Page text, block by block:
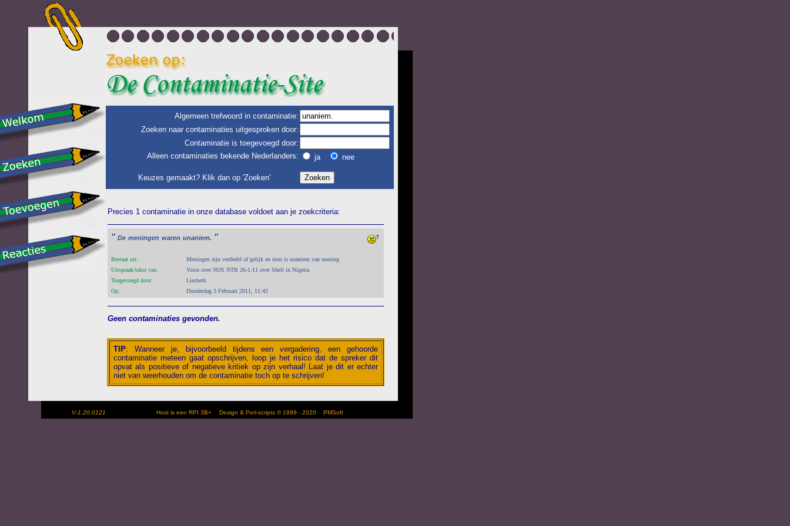
Algemeen trefwoord in contaminatie:
Zoeken naar contaminaties uitgesproken door:
Contaminatie is toegevoegd door:
Alleen contaminaties bekende Nederlanders:
ja nee
Keuzes gemaakt? Klik dan op 'Zoeken'
Precies 1 contaminatie in onze database voldoet aan je zoekcriteria:
" De meningen waren unaniem. "
Bestaat uit:
Meningen zijn verdeeld of gelijk en men is unaniem van mening
Uitspraak/tekst van:
Voice over NOS NTR 26-1-11 over Shell in Nigeria
Toegevoegd door:
Liesbeth
Op:
Donderdag 3 Februari 2011, 11:42
Geen contaminaties gevonden.
TIP: Wanneer je, bijvoorbeeld tijdens een vergadering, een gehoorde
contaminatie meteen gaat opschrijven, loop je het risico dat de spreker dit
opvat als positieve of negatieve kritiek op zijn verhaal! Laat je dit er echter
niet van weerhouden om de contaminatie toch op te schrijven!
V-1.20.0121 Host is een RPI 3B+ Design & Perl-scripts © 1999 - 2020 PMSoft